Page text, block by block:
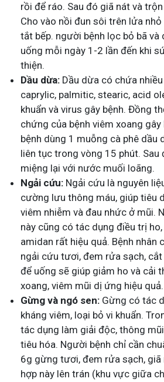
rồi để ráo. Sau đó giã nát và
Cho vào nồi đun sôi trên lửa
tắt bếp. người bệnh lọc bỏ bã và
uống mỗi ngày 1-2 lần đến khi
thiện.
Dầu dừa: Dầu dừa có chứa
caprylic, palmitic, stearic, acid
khuẩn và virus gây bệnh. Đồng
chứng của bệnh viêm xoang
bệnh dùng 1 muỗng cà phê dầu
liên tục trong vòng 15 phút.
miệng lại với nước muối loãng.
Ngải cứu: Ngải cứu là nguyên
cường lưu thông máu, giúp tiêu
viêm nhiễm và đau nhức ở mũi.
này cũng có tác dụng điều trị
amidan rất hiệu quả. Bệnh nhân
ngải cứu tươi, đem rửa sạch,
để uống sẽ giúp giảm ho và cải
xoang, viêm mũi dị ứng hiệu quả.
Gừng và ngó sen: Gừng có tác
kháng viêm, loại bỏ vi khuẩn.
tác dụng làm giải độc, thông
tiêu hóa. Người bệnh chỉ cần
6g gừng tươi, đem rửa sạch, giã
hợp này lên trán (khu vực giữa